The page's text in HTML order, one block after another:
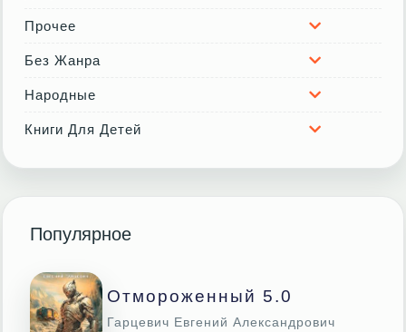
Прочее
Без Жанра
Народные
Книги Для Детей
Популярное
Отмороженный 5.0
Гарцевич Евгений Александрович